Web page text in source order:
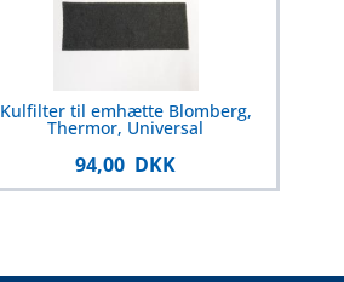
Kulfilter til emhætte Blomberg,
Thermor, Universal
94,00 DKK